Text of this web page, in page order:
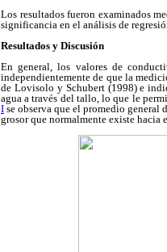
Los resultados fueron examinados
significancia en el análisis de
Resultados y Discusión
En general, los valores de
independientemente de que la
de Lovisolo y Schubert (1998) e
agua a través del tallo, lo que le
I se observa que el promedio
grosor que normalmente existe hacia